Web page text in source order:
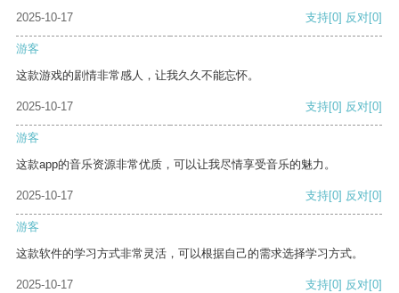
2025-10-17 支持[0] 反对[0]
游客
这款游戏的剧情非常感人，让我久久不能忘怀。
2025-10-17 支持[0] 反对[0]
游客
这款app的音乐资源非常优质，可以让我尽情享受音乐的魅力。
2025-10-17 支持[0] 反对[0]
游客
这款软件的学习方式非常灵活，可以根据自己的需求选择学习方式。
2025-10-17 支持[0] 反对[0]